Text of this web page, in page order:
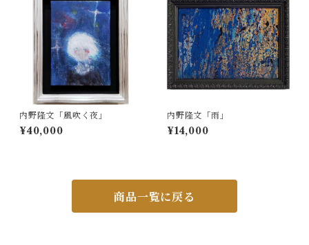
内野隆文「風吹く夜」
¥40,000
内野隆文「雨」
¥14,000
商品一覧に戻る